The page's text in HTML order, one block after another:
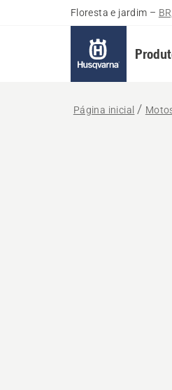
Floresta e jardim –
Página inicial